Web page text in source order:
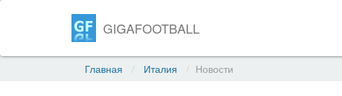
GIGAFOOTBALL
Главная Италия Новости